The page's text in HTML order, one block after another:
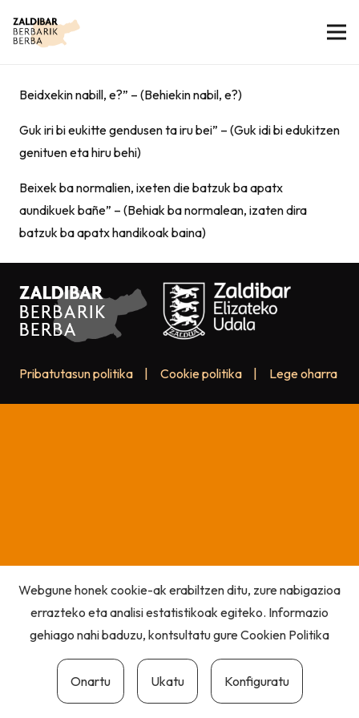
Beidxekin nabill, e?” – (Behiekin nabil, e?)
Guk iri bi eukitte gendusen ta iru bei” – (Guk idi bi edukitzen
genituen eta hiru behi)
Beixek ba normalien, ixeten die batzuk ba apatx
aundikuek bañe” – (Behiak ba normalean, izaten dira
batzuk ba apatx handikoak baina)
Pribatutasun politika Cookie politika Lege oharra
Webgune honek cookie-ak erabiltzen ditu, zure nabigazioa
errazteko eta analisi estatistikoak egiteko. Informazio
gehiago nahi baduzu, kontsultatu gureCookien Politika
Onartu Ukatu Konfiguratu